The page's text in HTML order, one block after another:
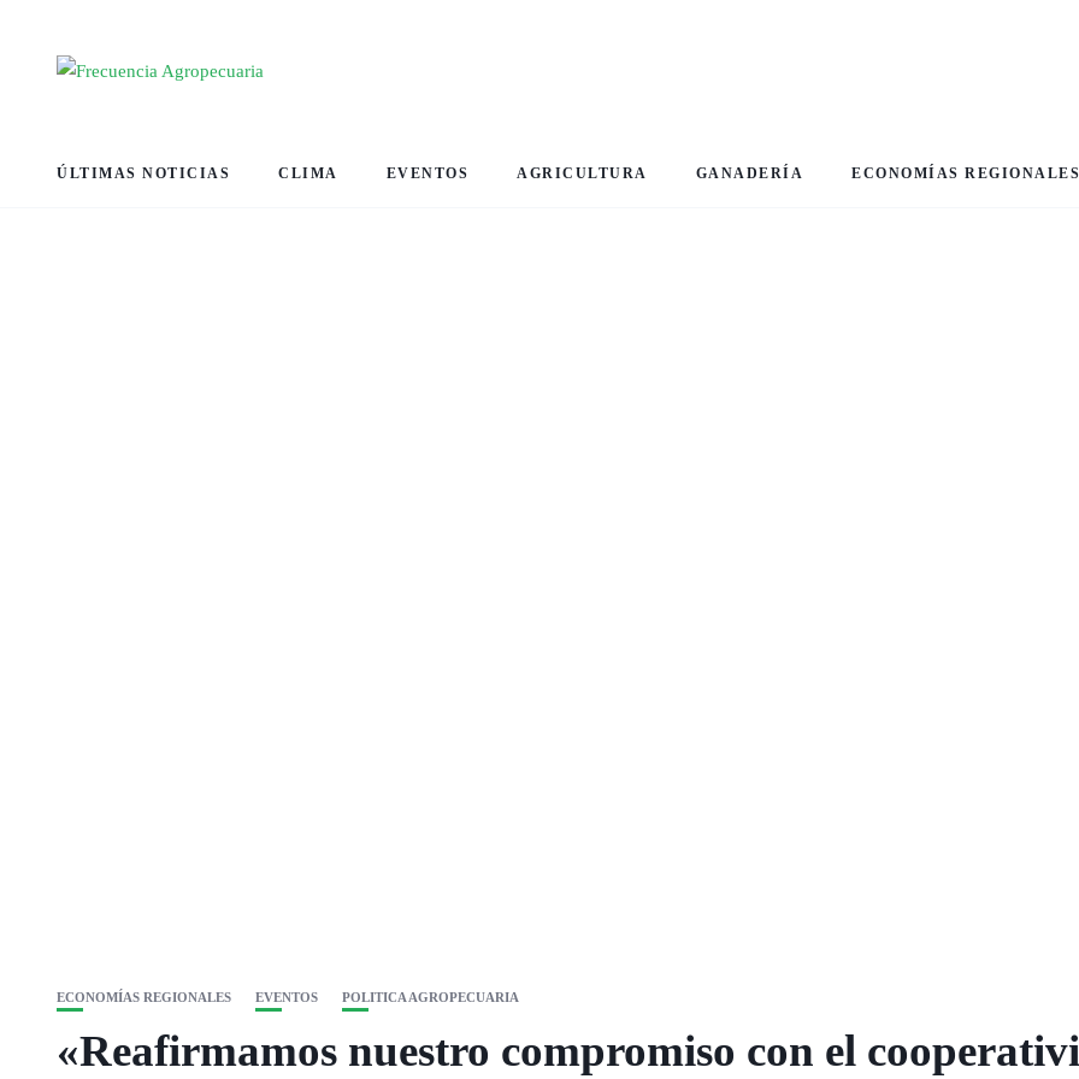
ÚLTIMAS NOTICIAS CLIMA EVENTOS AGRICULTURA GANADERÍA ECONOMÍAS REGIONALES
ECONOMÍAS REGIONALES EVENTOS POLITICA AGROPECUARIA
«Reafirmamos nuestro compromiso con el